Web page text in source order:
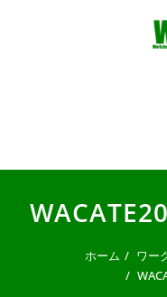
ホーム ワー